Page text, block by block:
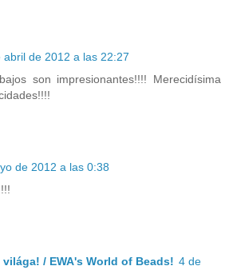
abril de 2012 a las 22:27
son impresionantes!!!! Merecidísima
de 2012 a las 0:38
világa! / EWA's World of Beads! 4 de